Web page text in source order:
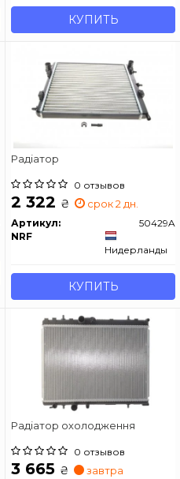
КУПИТЬ
Радіатор
0 отзывов
2 322 ₴ срок 2 дн.
Артикул:
50429A
NRF
Нидерланды
КУПИТЬ
Радіатор охолодження
0 отзывов
3 665 ₴ завтра